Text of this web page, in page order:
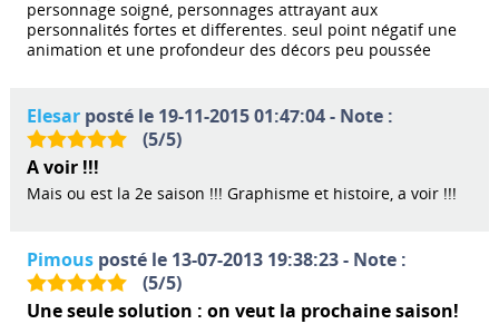
personnage soigné, personnages attrayant aux
personnalités fortes et differentes. seul point négatif une
animation et une profondeur des décors peu poussée
Elesarposté le 19-11-2015 01:47:04 - Note :
(5/5)
A voir !!!
Mais ou est la 2e saison !!! Graphisme et histoire, a voir !!!
Pimousposté le 13-07-2013 19:38:23 - Note :
(5/5)
Une seule solution : on veut la prochaine saison!